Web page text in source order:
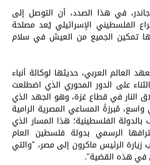
في هذا الصدد، أن التوصل إلى
الفلسطيني الإسرائيلي يُعد مصلحة
تمكين الجميع من العيش في سلام
العالم العربي، حديثها لوكالة أنباء
على الدور المحوري الذي اضطلعت
النار في قطاع غزة، وهو الجهد الذي
مُبرزةً المساعي المصرية الرامية
بالدولة الفلسطينية؛ هذا المسار الذي
الرسمي بدولة فلسطين العام
الرئيس ماكرون إلى مصر، "والتي
هذه القضية".